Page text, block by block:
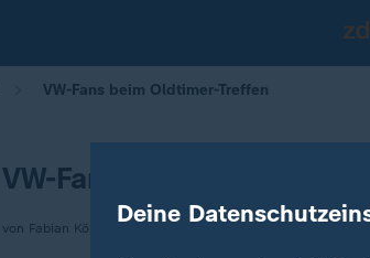
VW-Fans beim Oldtimer-Treffen
VW-Fans beim Oldtimer-
von Fabian Köhler Deine